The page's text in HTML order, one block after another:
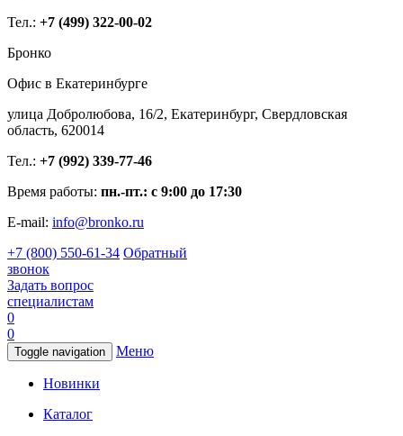
Тел.: +7 (499) 322-00-02
Бронко
Офис в Екатеринбурге
улица Добролюбова, 16/2, Екатеринбург, Свердловская
область, 620014
Тел.: +7 (992) 339-77-46
Время работы: пн.-пт.: с 9:00 до 17:30
E-mail: info@bronko.ru
+7 (800) 550-61-34 Обратный
звонок
Задать вопрос
специалистам
0
0
Toggle navigation Меню
Новинки
Каталог